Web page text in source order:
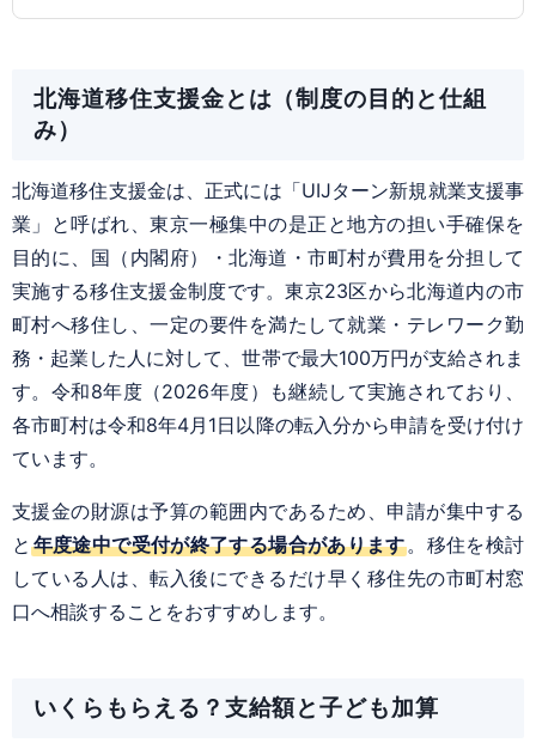
北海道移住支援金とは（制度の目的と仕組
み）
北海道移住支援金は、正式には「UIJターン新規就業支援事
業」と呼ばれ、東京一極集中の是正と地方の担い手確保を
目的に、国（内閣府）・北海道・市町村が費用を分担して
実施する移住支援金制度です。東京23区から北海道内の市
町村へ移住し、一定の要件を満たして就業・テレワーク勤
務・起業した人に対して、世帯で最大100万円が支給されま
す。令和8年度（2026年度）も継続して実施されており、
各市町村は令和8年4月1日以降の転入分から申請を受け付け
ています。
支援金の財源は予算の範囲内であるため、申請が集中する
と年度途中で受付が終了する場合があります。移住を検討
している人は、転入後にできるだけ早く移住先の市町村窓
口へ相談することをおすすめします。
いくらもらえる？支給額と子ども加算